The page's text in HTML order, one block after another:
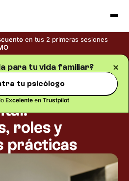
en tus 2 primeras sesiones
para tu vida familiar?
tu psicólogo
Excelenteen Trustpilot
familia
roles y
prácticas